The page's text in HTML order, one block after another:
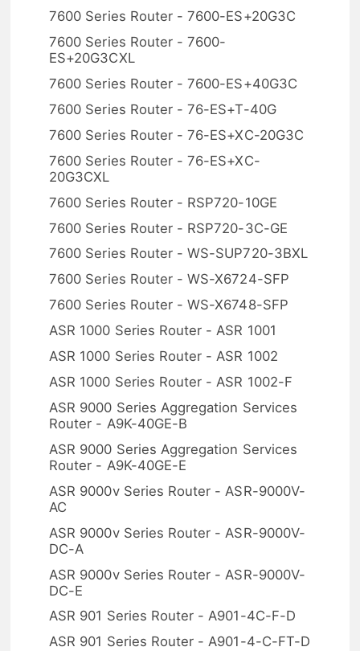
7600 Series Router - 7600-ES+20G3C
7600 Series Router - 7600-
ES+20G3CXL
7600 Series Router - 7600-ES+40G3C
7600 Series Router - 76-ES+T-40G
7600 Series Router - 76-ES+XC-20G3C
7600 Series Router - 76-ES+XC-
20G3CXL
7600 Series Router - RSP720-10GE
7600 Series Router - RSP720-3C-GE
7600 Series Router - WS-SUP720-3BXL
7600 Series Router - WS-X6724-SFP
7600 Series Router - WS-X6748-SFP
ASR 1000 Series Router - ASR 1001
ASR 1000 Series Router - ASR 1002
ASR 1000 Series Router - ASR 1002-F
ASR 9000 Series Aggregation Services
Router - A9K-40GE-B
ASR 9000 Series Aggregation Services
Router - A9K-40GE-E
ASR 9000v Series Router - ASR-9000V-
AC
ASR 9000v Series Router - ASR-9000V-
DC-A
ASR 9000v Series Router - ASR-9000V-
DC-E
ASR 901 Series Router - A901-4C-F-D
ASR 901 Series Router - A901-4-C-FT-D